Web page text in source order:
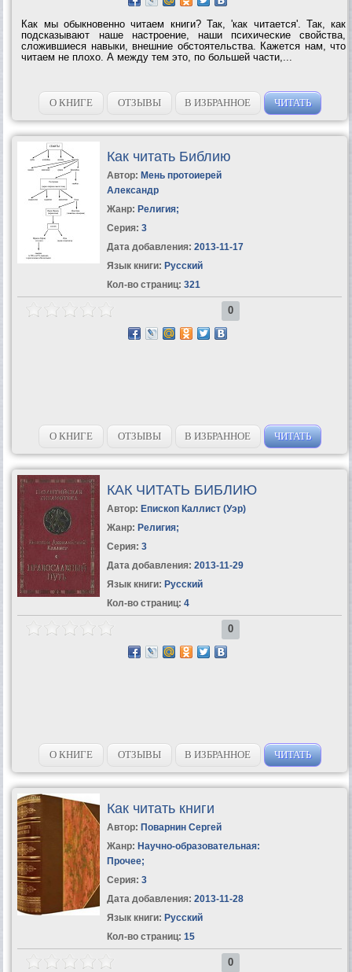
Как мы обыкновенно читаем книги? Так, 'как читается'. Так, как
подсказывают наше настроение, наши психические свойства,
сложившиеся навыки, внешние обстоятельства. Кажется нам, что
читаем не плохо. А между тем это, по большей части,...
О КНИГЕ ОТЗЫВЫ В ИЗБРАННОЕ ЧИТАТЬ
Как читать Библию
Автор: Мень протоиерей
Александр
Жанр: Религия;
Серия: 3
Дата добавления: 2013-11-17
Язык книги: Русский
Кол-во страниц: 321
0
О КНИГЕ ОТЗЫВЫ В ИЗБРАННОЕ ЧИТАТЬ
КАК ЧИТАТЬ БИБЛИЮ
Автор: Епископ Каллист (Уэр)
Жанр: Религия;
Серия: 3
Дата добавления: 2013-11-29
Язык книги: Русский
Кол-во страниц: 4
0
О КНИГЕ ОТЗЫВЫ В ИЗБРАННОЕ ЧИТАТЬ
Как читать книги
Автор: Поварнин Сергей
Жанр: Научно-образовательная:
Прочее;
Серия: 3
Дата добавления: 2013-11-28
Язык книги: Русский
Кол-во страниц: 15
0